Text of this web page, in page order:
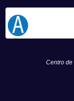
Centro